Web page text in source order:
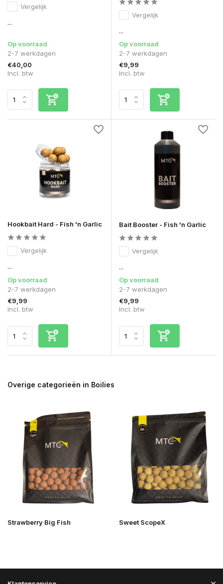
Vergelijk
...
Op voorraad
2-7 werkdagen
€40,00
Incl. btw
Vergelijk
...
Op voorraad
2-7 werkdagen
€9,99
Incl. btw
Hookbait Hard - Fish 'n Garlic
Vergelijk
...
Op voorraad
2-7 werkdagen
€9,99
Incl. btw
Bait Booster - Fish 'n Garlic
Vergelijk
...
Op voorraad
2-7 werkdagen
€9,99
Incl. btw
Overige categorieën in Boilies
Strawberry Big Fish Sweet ScopeX